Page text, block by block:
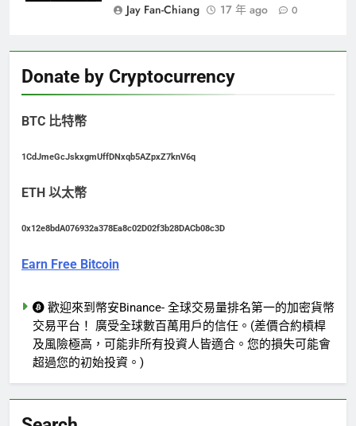
Jay Fan-Chiang 17 年 ago 0
Donate by Cryptocurrency
BTC 比特幣
1CdJmeGcJskxgmUffDNxqb5AZpxZ7knV6q
ETH 以太幣
0x12e8bdA076932a378Ea8c02D02f3b28DACb08c3D
Earn Free Bitcoin
歡迎來到幣安Binance- 全球交易量排名第一的加密貨幣
交易平台！ 廣受全球數百萬用戶的信任。(差價合約槓桿
及風險極高，可能非所有投資人皆適合。您的損失可能會
超過您的初始投資。)